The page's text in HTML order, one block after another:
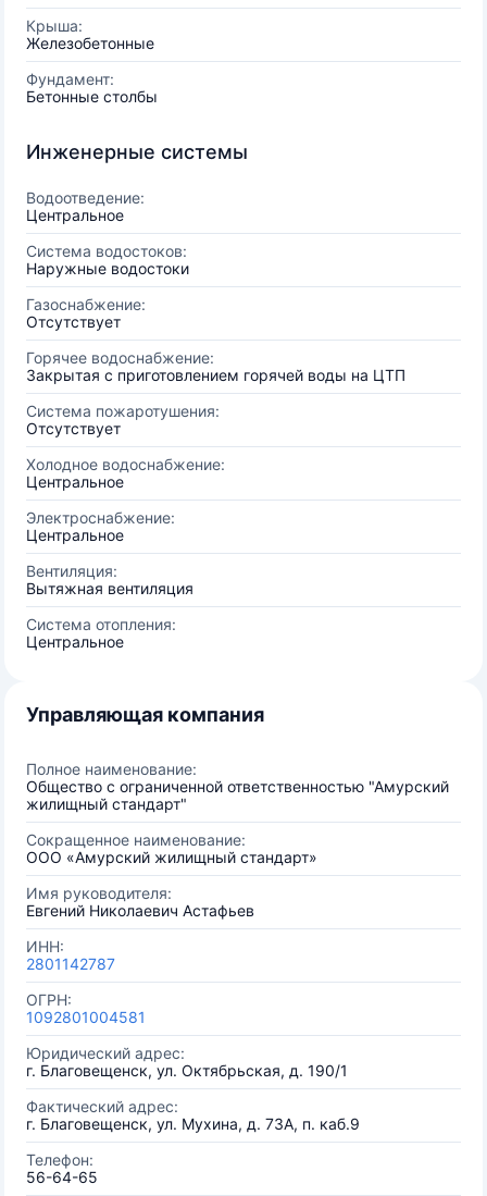
Крыша:
Железобетонные
Фундамент:
Бетонные столбы
Инженерные системы
Водоотведение:
Центральное
Система водостоков:
Наружные водостоки
Газоснабжение:
Отсутствует
Горячее водоснабжение:
Закрытая с приготовлением горячей воды на ЦТП
Система пожаротушения:
Отсутствует
Холодное водоснабжение:
Центральное
Электроснабжение:
Центральное
Вентиляция:
Вытяжная вентиляция
Система отопления:
Центральное
Управляющая компания
Полное наименование:
Общество с ограниченной ответственностью "Амурский
жилищный стандарт"
Сокращенное наименование:
ООО «Амурский жилищный стандарт»
Имя руководителя:
Евгений Николаевич Астафьев
ИНН:
2801142787
ОГРН:
1092801004581
Юридический адрес:
г. Благовещенск, ул. Октябрьская, д. 190/1
Фактический адрес:
г. Благовещенск, ул. Мухина, д. 73А, п. каб.9
Телефон:
56-64-65